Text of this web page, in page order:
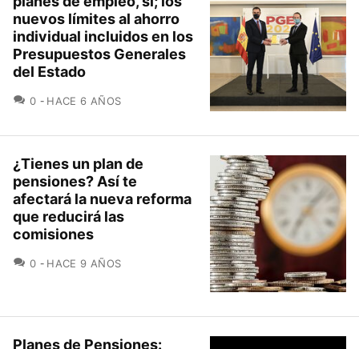
nuevos límites al ahorro
individual incluidos en los
Presupuestos Generales
del Estado
0 COMENTARIOS
HACE 6 AÑOS
¿Tienes un plan de
pensiones? Así te
afectará la nueva reforma
que reducirá las
comisiones
0 COMENTARIOS
HACE 9 AÑOS
Planes de Pensiones: